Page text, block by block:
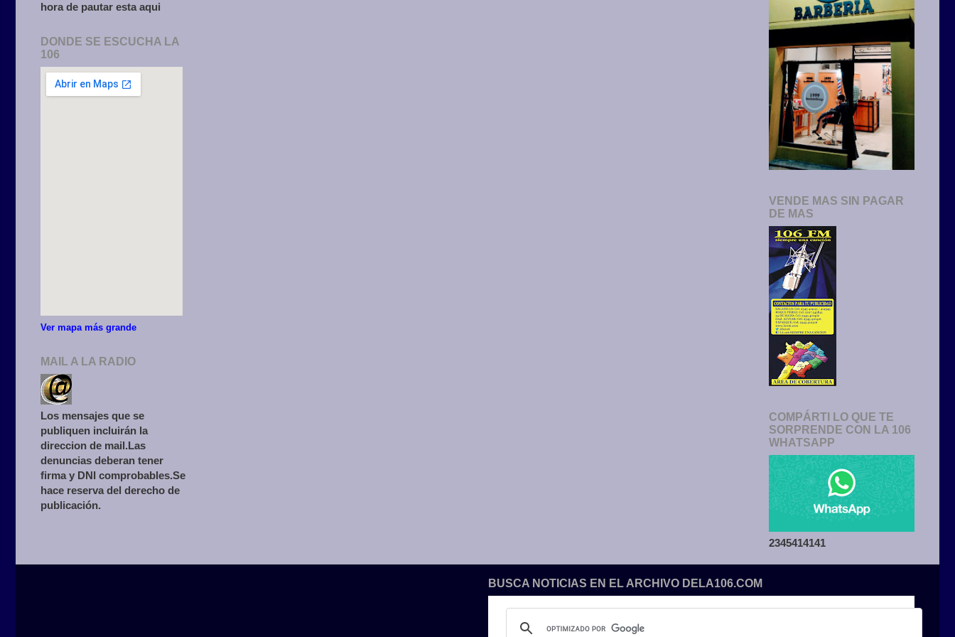
hora de pautar esta aqui
DONDE SE ESCUCHA LA
106
Ver mapa más grande
MAIL A LA RADIO
Los mensajes que se
publiquen incluirán la
direccion de mail.Las
denuncias deberan tener
firma y DNI comprobables.Se
hace reserva del derecho de
publicación.
VENDE MAS SIN PAGAR
DE MAS
COMPÁRTI LO QUE TE
SORPRENDE CON LA 106
WHATSAPP
2345414141
BUSCA NOTICIAS EN EL ARCHIVO DELA106.COM